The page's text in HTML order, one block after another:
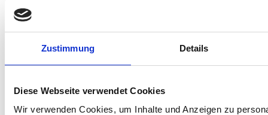
Zustimmung Details
Diese Webseite verwendet Cookies
Wir verwenden Cookies, um Inhalte und Anzeigen zu
Entwicklungsumgebungen(9)
3 Barrierefreie Appentwicklung
Progressive Web Apps(5)
4 barrierefreie Apps(13)
5 Barrierefreiheit bei